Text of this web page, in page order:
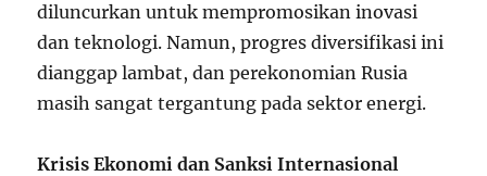
diluncurkan untuk mempromosikan inovasi
dan teknologi. Namun, progres diversifikasi ini
dianggap lambat, dan perekonomian Rusia
masih sangat tergantung pada sektor energi.
Krisis Ekonomi dan Sanksi Internasional